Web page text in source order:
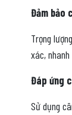
Đảm bảo
Trọng
xác,
Đáp ứng
Sử dụng